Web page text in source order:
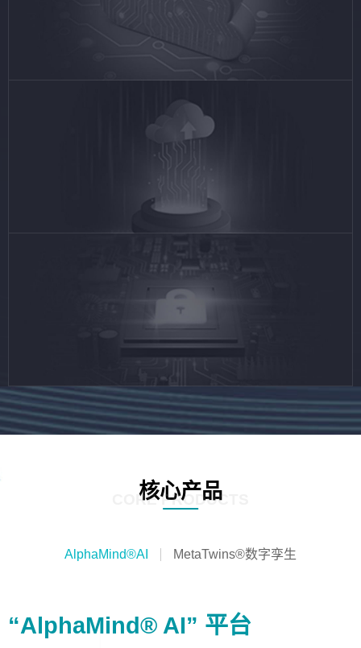
核心产品
CORE PRODUCTS
AlphaMind®AI MetaTwins®数字孪生
“AlphaMind® AI” 平台